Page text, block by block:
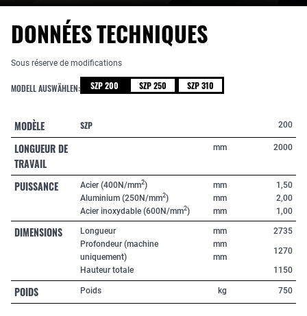
DONNÉES TECHNIQUES
Sous réserve de modifications
MODELL AUSWÄHLEN: SZP 200 SZP 250 SZP 310
MODÈLE SZP 200
LONGUEUR DE
TRAVAIL
mm 2000
PUISSANCE Acier (400N/mm2)
Aluminium (250N/mm2)
Acier inoxydable (600N/mm2)
mm
mm
mm
1,50
2,00
1,00
DIMENSIONS
Longueur
Profondeur (machine
uniquement)
Hauteur totale
mm
mm
mm
2735
1270
1150
POIDS Poids kg 750